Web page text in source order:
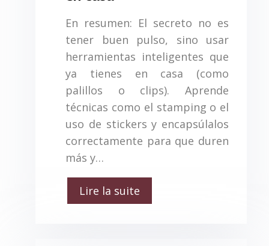
En resumen: El secreto no es
tener buen pulso, sino usar
herramientas inteligentes que
ya tienes en casa (como
palillos o clips). Aprende
técnicas como el stamping o el
uso de stickers y encapsúlalos
correctamente para que duren
más y…
Lire la suite